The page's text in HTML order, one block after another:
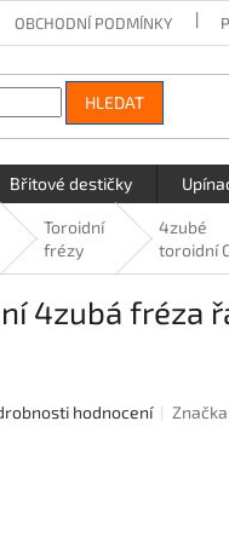
OBCHODNÍ PODMÍNKY
HLEDAT
Břitové destičky
Toroidní
frézy
4zubé
toroidní
4zubá fréza
hodnocení